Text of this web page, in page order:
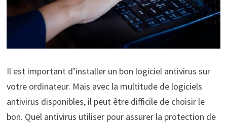
Il est important d’installer un bon logiciel antivirus sur
votre ordinateur. Mais avec la multitude de logiciels
antivirus disponibles, il peut être difficile de choisir le
bon. Quel antivirus utiliser pour assurer la protection de